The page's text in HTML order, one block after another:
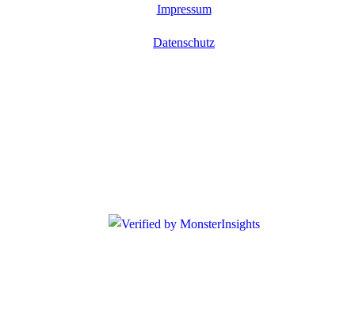
Impressum
Datenschutz